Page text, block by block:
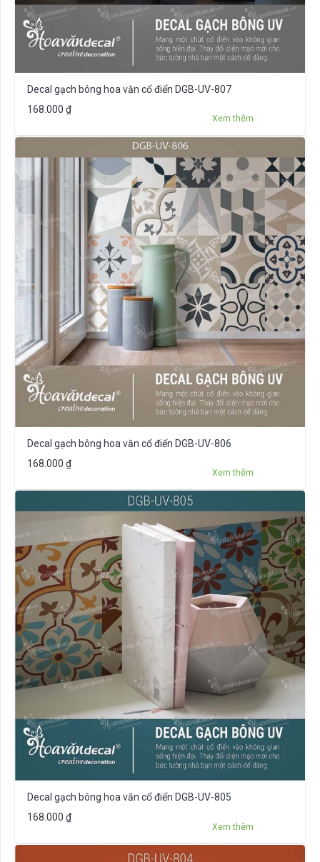
Decal gạch bông hoa văn cổ điển DGB-UV-807
168.000 ₫
Xem thêm
Decal gạch bông hoa văn cổ điển DGB-UV-806
168.000 ₫
Xem thêm
Decal gạch bông hoa văn cổ điển DGB-UV-805
168.000 ₫
Xem thêm